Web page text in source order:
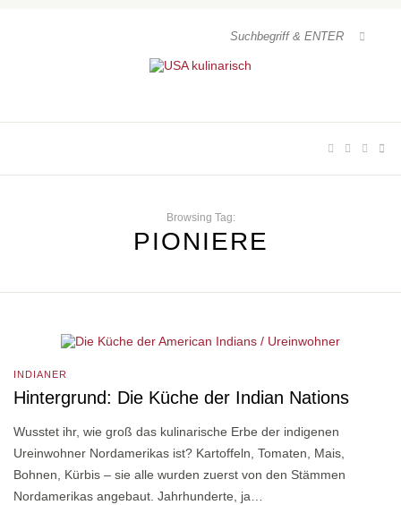
Browsing Tag:
PIONIERE
INDIANER
Hintergrund: Die Küche der Indian Nations
Wusstet ihr, wie groß das kulinarische Erbe der indigenen
Ureinwohner Nordamerikas ist? Kartoffeln, Tomaten, Mais,
Bohnen, Kürbis – sie alle wurden zuerst von den Stämmen
Nordamerikas angebaut. Jahrhunderte, ja…